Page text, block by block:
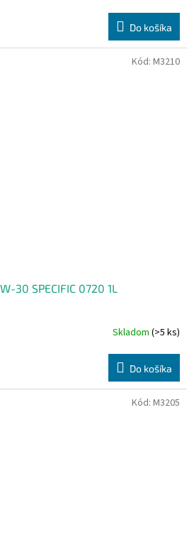
Do košíka
30 SPECIFIC 0720 1L
Skladom (>5 ks)
Do košíka
Kód: M3210
Kód: M3205